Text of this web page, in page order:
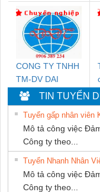
NAM
CONG TY TNHH
TM-DV DAI
DONG THANH
TIN TUYỂN
Tuyển gấp nhân viên
Mô tả công việc
Công ty theo...
Tuyển Nhanh Nhân
Mô tả công việc
Công ty theo...